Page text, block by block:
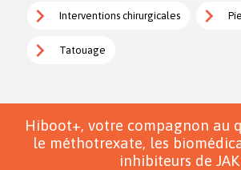
Interventions chirurgicales
Tatouage
Hiboot+, votre compagnon au
le méthotrexate, les
inhibiteurs de JAK